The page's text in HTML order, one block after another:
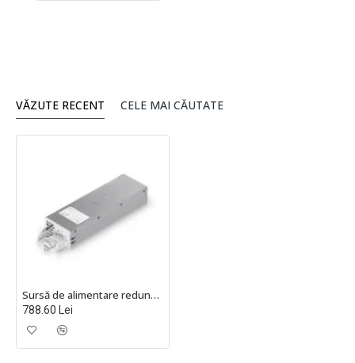
VĂZUTE RECENT CELE MAI CĂUTATE
Sursă de alimentare redundantă AC/DC, 250W, Ubiquiti UACC-PSU-27V-250W
788.60 Lei